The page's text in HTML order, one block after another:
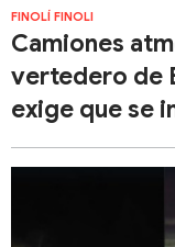
FINOLÍ FINOLI
Camiones
vertedero de
exige que se